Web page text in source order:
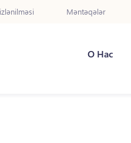
Məntəqələr
О Нас